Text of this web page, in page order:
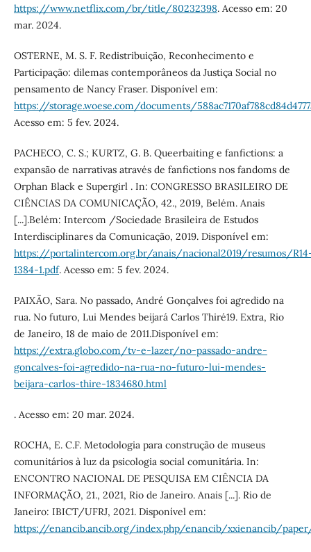
https://www.netflix.com/br/title/80232398. Acesso em: 20
mar. 2024.
OSTERNE, M. S. F. Redistribuição, Reconhecimento e
Participação: dilemas contemporâneos da Justiça Social no
pensamento de Nancy Fraser. Disponível em:
https://storage.woese.com/documents/
Acesso em: 5 fev. 2024.
PACHECO, C. S.; KURTZ, G. B. Queerbaiting e fanfictions: a
expansão de narrativas através de fanfictions nos fandoms de
Orphan Black e Supergirl . In: CONGRESSO BRASILEIRO DE
CIÊNCIAS DA COMUNICAÇÃO, 42., 2019, Belém. Anais
[...].Belém: Intercom /Sociedade Brasileira de Estudos
Interdisciplinares da Comunicação, 2019. Disponível em:
https://portalintercom.org.br/anais/nacional2019/resumos/
1384-1.pdf. Acesso em: 5 fev. 2024.
PAIXÃO, Sara. No passado, André Gonçalves foi agredido na
rua. No futuro, Lui Mendes beijará Carlos Thiré19. Extra, Rio
de Janeiro, 18 de maio de 2011.Disponível em:
https://extra.globo.com/tv-e-lazer/no-passado-andre-
goncalves-foi-agredido-na-rua-no-futuro-lui-mendes-
beijara-carlos-thire-1834680.html
. Acesso em: 20 mar. 2024.
ROCHA, E. C.F. Metodologia para construção de museus
comunitários à luz da psicologia social comunitária. In:
ENCONTRO NACIONAL DE PESQUISA EM CIÊNCIA DA
INFORMAÇÃO, 21., 2021, Rio de Janeiro. Anais [...]. Rio de
Janeiro: IBICT/UFRJ, 2021. Disponível em:
https://enancib.ancib.org/index.php/enancib/xxienancib/